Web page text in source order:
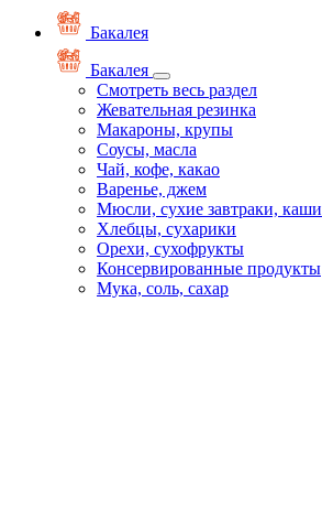
Бакалея
Бакалея
Смотреть весь раздел
Жевательная резинка
Макароны, крупы
Соусы, масла
Чай, кофе, какао
Варенье, джем
Мюсли, сухие завтраки, каши
Хлебцы, сухарики
Орехи, сухофрукты
Консервированные продукты
Мука, соль, сахар